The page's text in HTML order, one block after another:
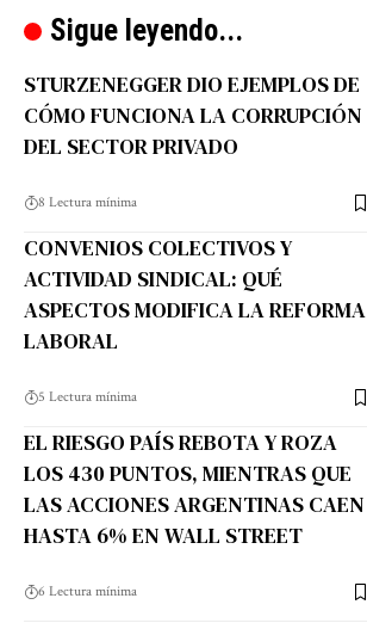
Sigue leyendo...
STURZENEGGER DIO EJEMPLOS DE
CÓMO FUNCIONA LA CORRUPCIÓN
DEL SECTOR PRIVADO
8 Lectura mínima
CONVENIOS COLECTIVOS Y
ACTIVIDAD SINDICAL: QUÉ
ASPECTOS MODIFICA LA REFORMA
LABORAL
5 Lectura mínima
EL RIESGO PAÍS REBOTA Y ROZA
LOS 430 PUNTOS, MIENTRAS QUE
LAS ACCIONES ARGENTINAS CAEN
HASTA 6% EN WALL STREET
6 Lectura mínima